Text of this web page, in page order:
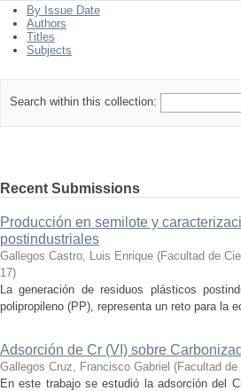
By Issue Date
Authors
Titles
Subjects
Search within this collection:
Recent Submissions
Producción en semilote y
postindustriales
Gallegos Castro, Luis Enrique (Facultad de
17)
La generación de residuos plásticos
polipropileno (PP), representa un reto para la
Adsorción de Cr (VI) sobre
Gallegos Cruz, Francisco Gabriel (Facultad
En este trabajo se estudió la adsorción del